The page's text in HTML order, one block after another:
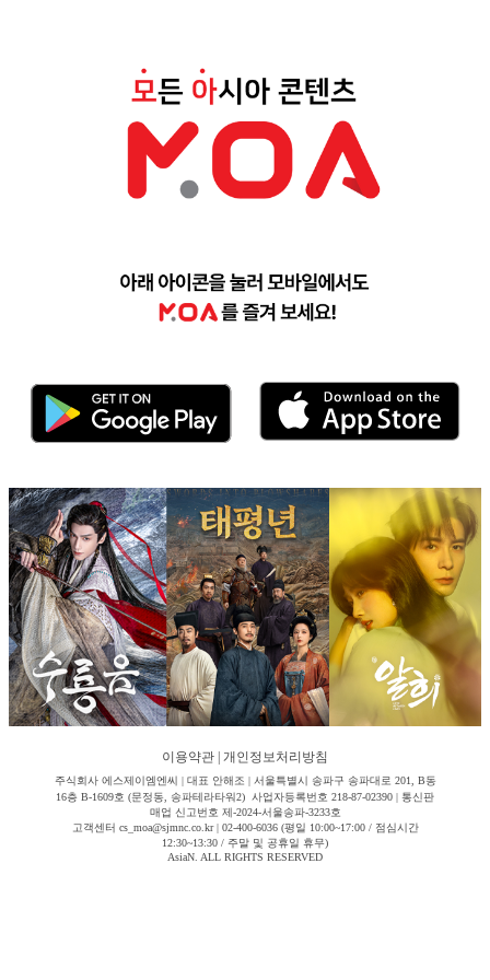
이용약관 개인정보처리방침
주식회사 에스제이엠엔씨 | 대표 안해조 | 서울특별시 송파구 송파대로 201, B동
16층 B-1609호 (문정동, 송파테라타워2) 사업자등록번호 218-87-02390 | 통신판
매업 신고번호 제-2024-서울송파-3233호
고객센터 cs_moa@sjmnc.co.kr | 02-400-6036 (평일 10:00~17:00 / 점심시간
12:30~13:30 / 주말 및 공휴일 휴무)
AsiaN. ALL RIGHTS RESERVED